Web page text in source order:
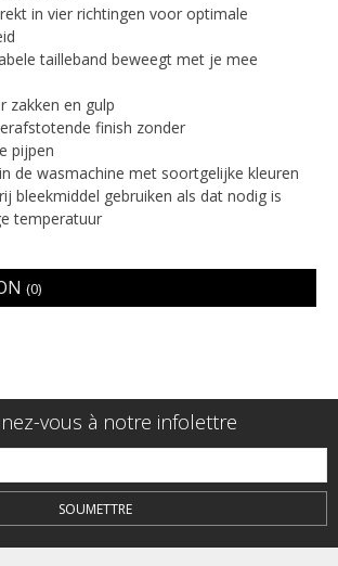
in vier richtingen voor optimale
tailleband beweegt met je mee
zakken en gulp
finish zonder
pijpen
de wasmachine met soortgelijke kleuren
bleekmiddel gebruiken als dat nodig is
temperatuur
(0)
vous à notre infolettre
SOUMETTRE